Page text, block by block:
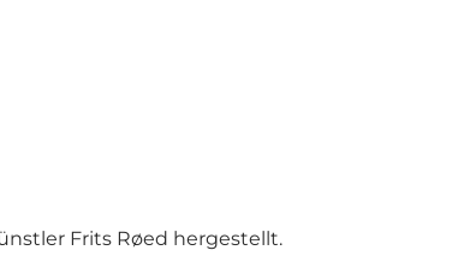
Frits Røed hergestellt.